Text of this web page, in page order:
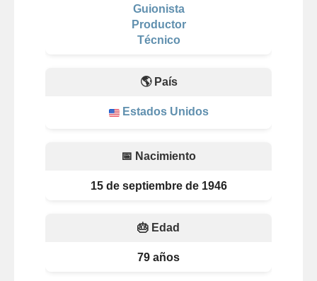
Guionista
Productor
Técnico
🌎 País
Estados Unidos
📅 Nacimiento
15 de septiembre de 1946
🎂 Edad
79 años